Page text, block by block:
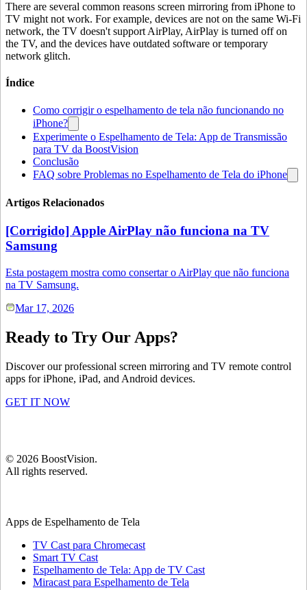
There are several common reasons screen mirroring from iPhone to
TV might not work. For example, devices are not on the same Wi-Fi
network, the TV doesn't support AirPlay, AirPlay is turned off on
the TV, and the devices have outdated software or temporary
network glitch.
Índice
Como corrigir o espelhamento de tela não funcionando no
iPhone?
Experimente o Espelhamento de Tela: App de Transmissão
para TV da BoostVision
Conclusão
FAQ sobre Problemas no Espelhamento de Tela do iPhone
Artigos Relacionados
[Corrigido] Apple AirPlay não funciona na TV
Samsung
Esta postagem mostra como consertar o AirPlay que não funciona
na TV Samsung.
Mar 17, 2026
Ready to Try Our Apps?
Discover our professional screen mirroring and TV remote control
apps for iPhone, iPad, and Android devices.
GET IT NOW
© 2026 BoostVision.
All rights reserved.
Apps de Espelhamento de Tela
TV Cast para Chromecast
Smart TV Cast
Espelhamento de Tela: App de TV Cast
Miracast para Espelhamento de Tela